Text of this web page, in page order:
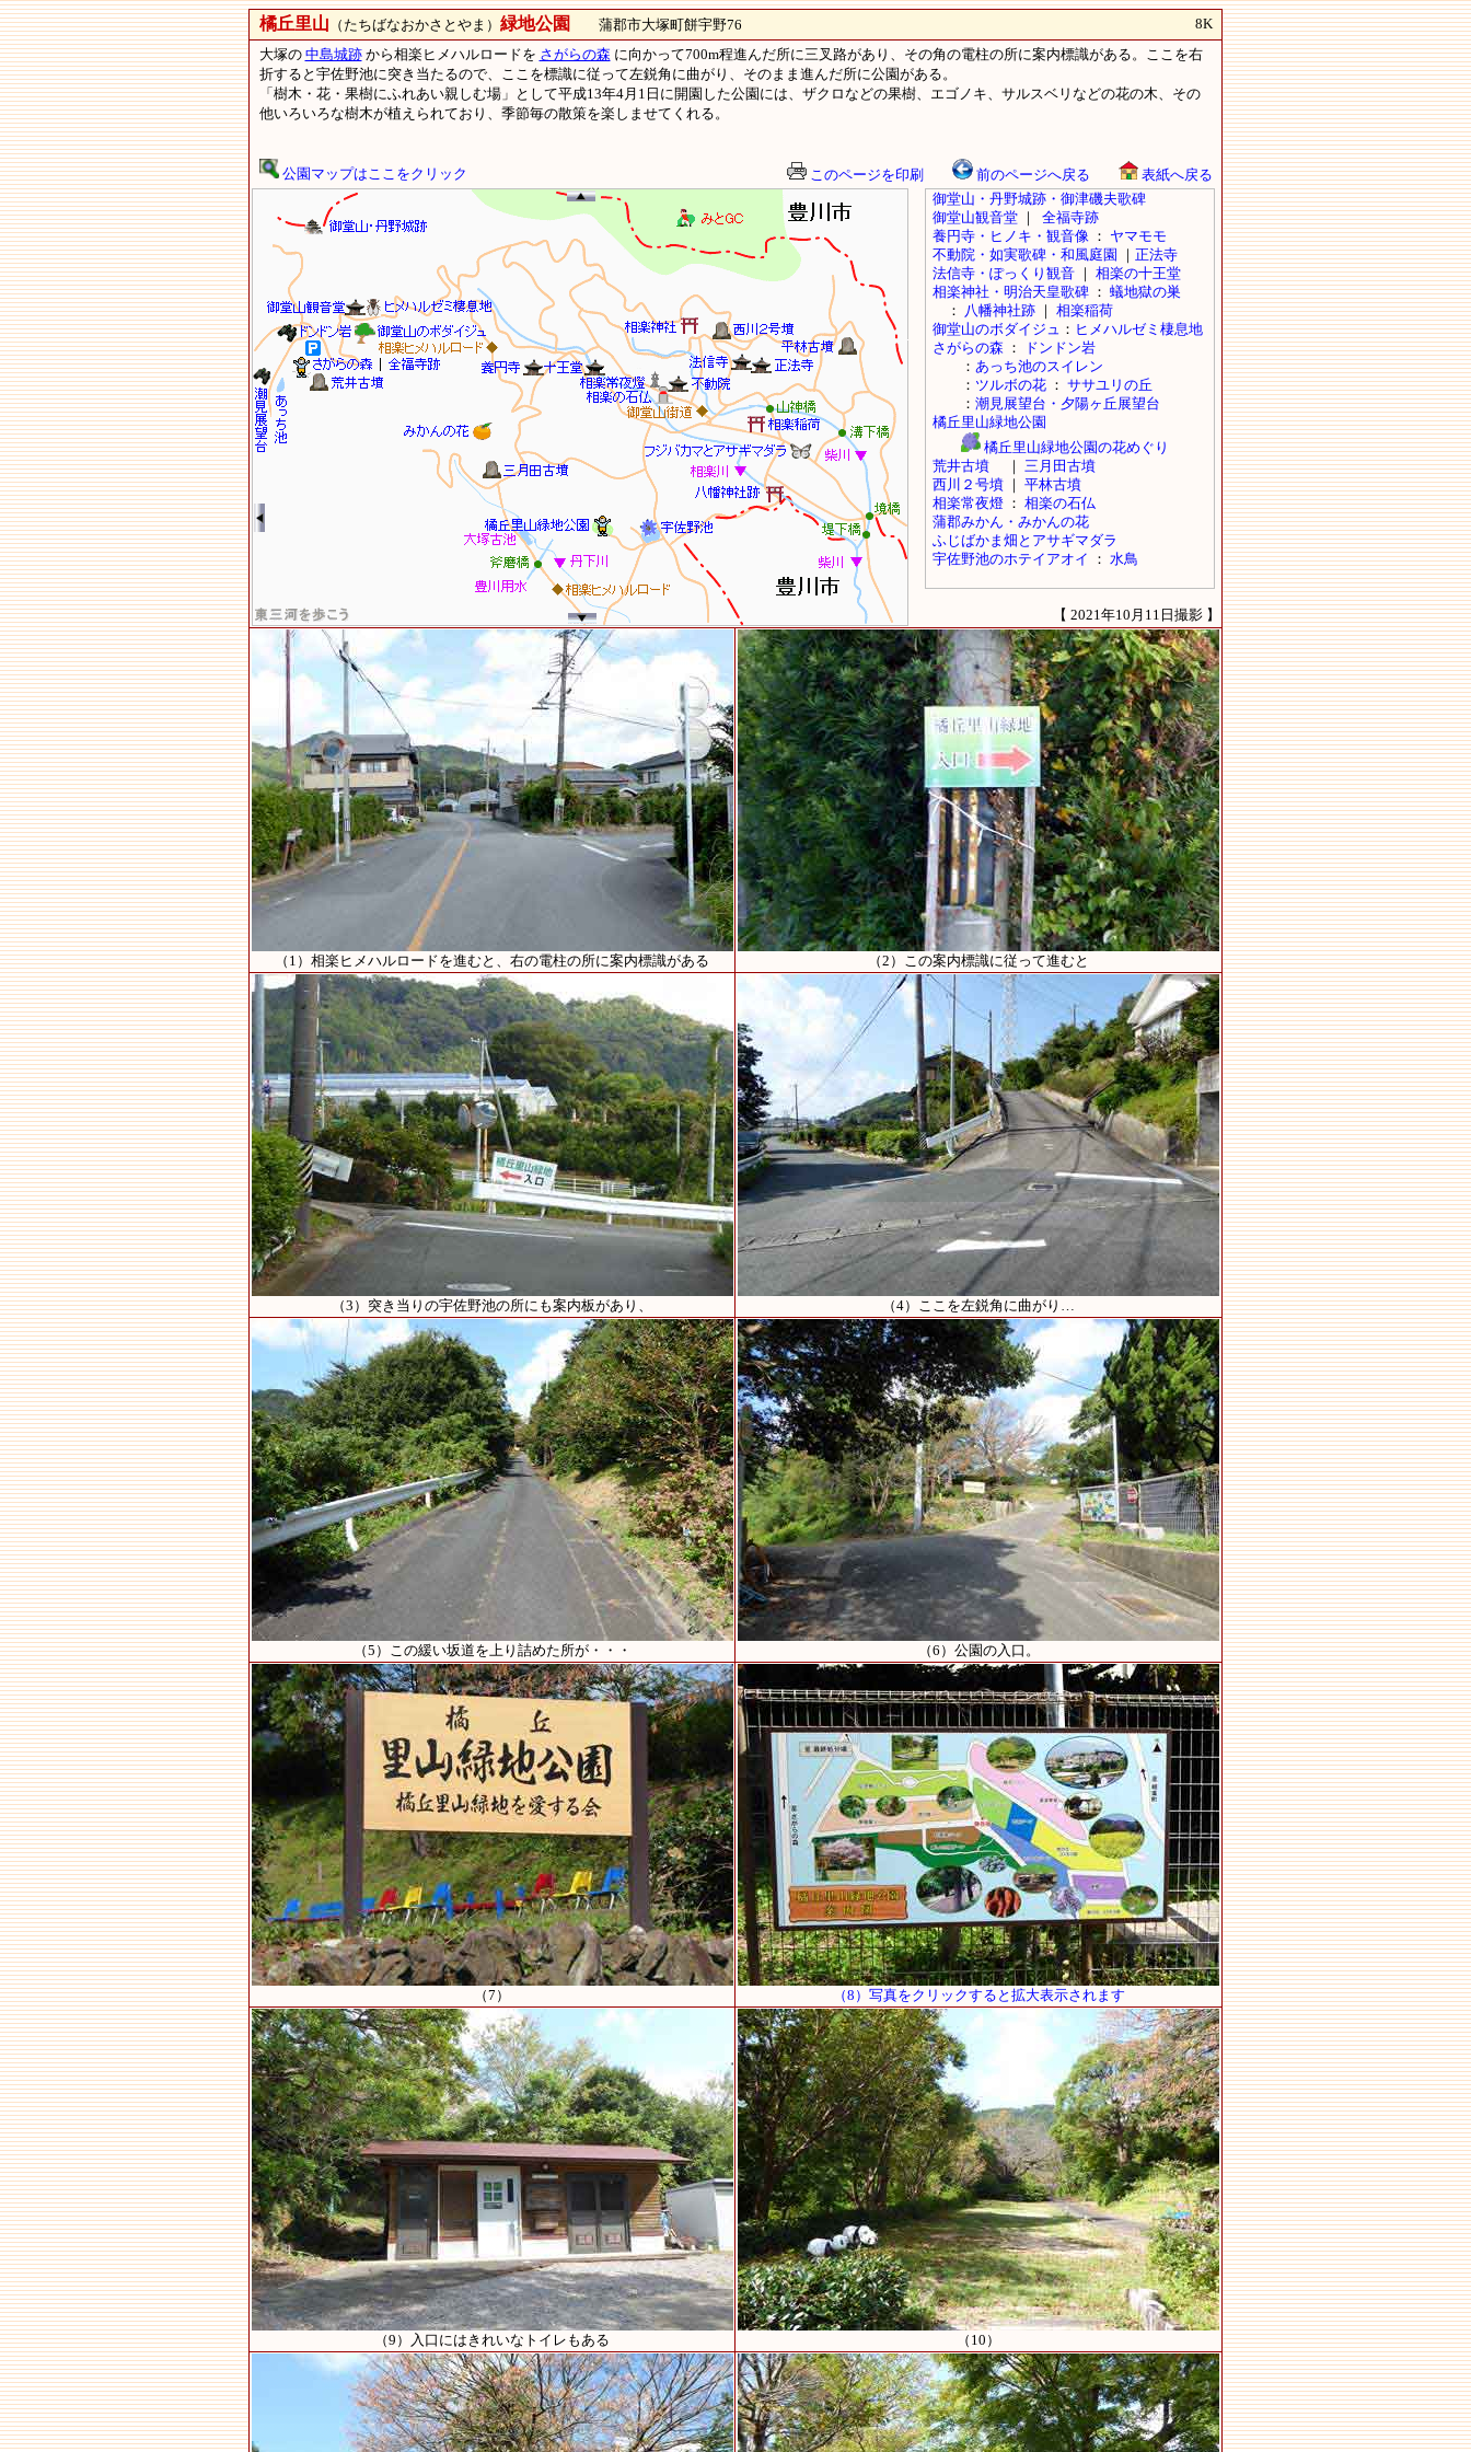
橘丘里山 （たちばなおかさとやま） 緑地公園 蒲郡市大塚町餅宇野76
8K
大塚の 中島城跡から相楽ヒメハルロードを さがらの森 に向かって700m程進んだ所に三叉路があり、その角の電柱の所に案内標識がある。ここを右
折すると宇佐野池に突き当たるので、ここを標識に従って左鋭角に曲がり、そのまま進んだ所に公園がある。
「樹木・花・果樹にふれあい親しむ場」として平成13年4月1日に開園した公園には、ザクロなどの果樹、エゴノキ、サルスベリなどの花の木、その
他いろいろな樹木が植えられており、季節毎の散策を楽しませてくれる。
公園マップはここをクリック このページを印刷 前のページへ戻る 表紙へ戻る
【 2021年10月11日撮影 】
（1）相楽ヒメハルロードを進むと、右の電柱の所に案内標識がある （2）この案内標識に従って進むと
（3）突き当りの宇佐野池の所にも案内板があり、 （4）ここを左鋭角に曲がり…
（5）この緩い坂道を上り詰めた所が・・・ （6）公園の入口。
（7） （8）写真をクリックすると拡大表示されます
（9）入口にはきれいなトイレもある （10）